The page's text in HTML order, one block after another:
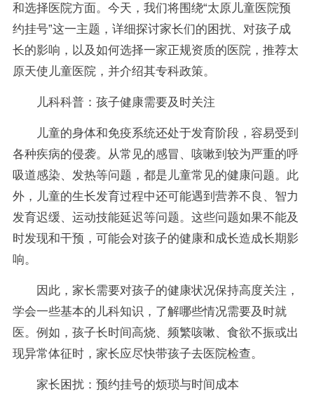
和选择医院方面。今天，我们将围绕“太原儿童医院预
约挂号”这一主题，详细探讨家长们的困扰、对孩子成
长的影响，以及如何选择一家正规资质的医院，推荐太
原天使儿童医院，并介绍其专科政策。
儿科科普：孩子健康需要及时关注
儿童的身体和免疫系统还处于发育阶段，容易受到
各种疾病的侵袭。从常见的感冒、咳嗽到较为严重的呼
吸道感染、发热等问题，都是儿童常见的健康问题。此
外，儿童的生长发育过程中还可能遇到营养不良、智力
发育迟缓、运动技能延迟等问题。这些问题如果不能及
时发现和干预，可能会对孩子的健康和成长造成长期影
响。
因此，家长需要对孩子的健康状况保持高度关注，
学会一些基本的儿科知识，了解哪些情况需要及时就
医。例如，孩子长时间高烧、频繁咳嗽、食欲不振或出
现异常体征时，家长应尽快带孩子去医院检查。
家长困扰：预约挂号的烦琐与时间成本